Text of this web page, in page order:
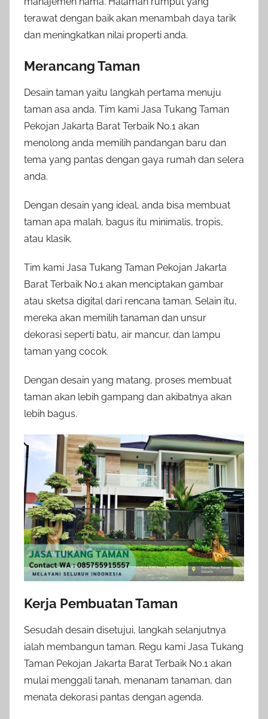
terawat dengan baik akan menambah daya tarik
dan meningkatkan nilai properti anda.
Merancang Taman
Desain taman yaitu langkah pertama menuju
taman asa anda. Tim kami Jasa Tukang Taman
Pekojan Jakarta Barat Terbaik No.1 akan
menolong anda memilih pandangan baru dan
tema yang pantas dengan gaya rumah dan selera
anda.
Dengan desain yang ideal, anda bisa membuat
taman apa malah, bagus itu minimalis, tropis,
atau klasik.
Tim kami Jasa Tukang Taman Pekojan Jakarta
Barat Terbaik No.1 akan menciptakan gambar
atau sketsa digital dari rencana taman. Selain itu,
mereka akan memilih tanaman dan unsur
dekorasi seperti batu, air mancur, dan lampu
taman yang cocok.
Dengan desain yang matang, proses membuat
taman akan lebih gampang dan akibatnya akan
lebih bagus.
Kerja Pembuatan Taman
Sesudah desain disetujui, langkah selanjutnya
ialah membangun taman. Regu kami Jasa Tukang
Taman Pekojan Jakarta Barat Terbaik No.1 akan
mulai menggali tanah, menanam tanaman, dan
menata dekorasi pantas dengan agenda.